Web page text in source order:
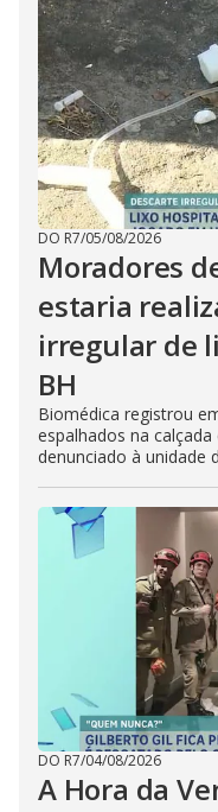
DO R7/05/08/2026
Moradores
estaria
irregular de
BH
Biomédica registrou
espalhados na
denunciado à unidade
DO R7/04/08/2026
A Hora da